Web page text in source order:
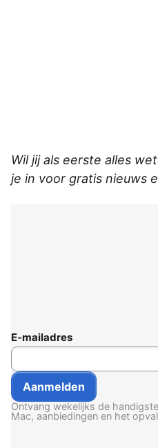
Wil jij als eerste alles
je in voor gratis nieuws
E-mailadres
Ontvang wekelijks de
Mac, aanbiedingen en het